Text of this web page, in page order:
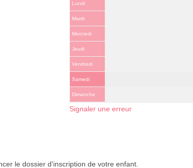
Lundi
Mardi
Mercredi
Jeudi
Vendredi
Samedi
Dimanche
Signaler une erreur
le dossier d'inscription de votre enfant.